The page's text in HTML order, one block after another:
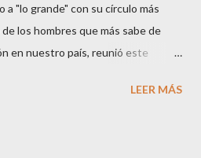
a "lo grande" con su círculo más
los hombres que más sabe de
en nuestro país, reunió este
a lo largo de su vida profesional han
LEER MÁS